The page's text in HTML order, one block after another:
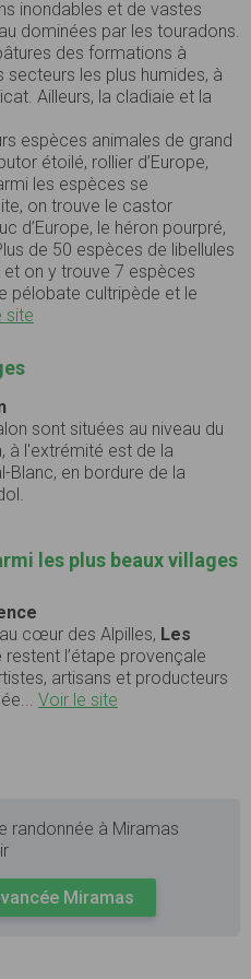
inondables et de vastes
dominées par les touradons.
des formations à
secteurs les plus humides, à
Ailleurs, la cladiaie et la
espèces animales de grand
étoilé, rollier d’Europe,
les espèces se
on trouve le castor
d’Europe, le héron pourpré,
de 50 espèces de libellules
on y trouve 7 espèces
pélobate cultripède et le
site
sont situées au niveau du
à l'extrémité est de la
Blanc, en bordure de la
les plus beaux villages
cœur des Alpilles, Les
restent l’étape provençale
artisans et producteurs
Voir le site
randonnée à Miramas
Miramas